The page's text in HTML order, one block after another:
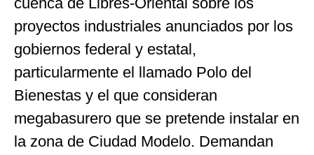
proyectos industriales anunciados por los
gobiernos federal y estatal,
particularmente el llamado Polo del
Bienestas y el que consideran
megabasurero que se pretende instalar en
la zona de Ciudad Modelo. Demandan